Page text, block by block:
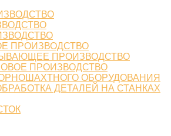
ПРОИЗВОДСТВО
ПРОИЗВОДСТВО
ПРОИЗВОДСТВО
ОБОРУДОВАНИЯ
ДЕТАЛЕЙ НА СТАНКАХ